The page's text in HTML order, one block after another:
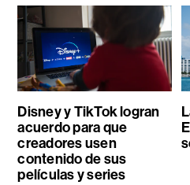
Disney y TikTok logran
acuerdo para que
creadores usen
contenido de sus
películas y series